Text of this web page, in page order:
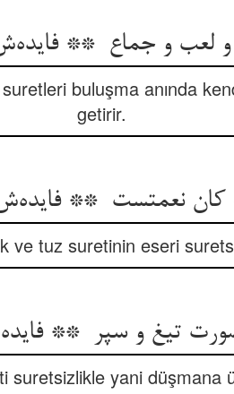
buluşma anında
getirir.
ve tuz suretinin eseri
suretsizlikle yani